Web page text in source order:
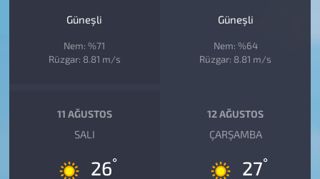
Güneşli
Nem: %71
Rüzgar: 8.81 m/s
Güneşli
Nem: %64
Rüzgar: 8.81 m/s
11 AĞUSTOS
SALI
26°
12 AĞUSTOS
ÇARŞAMBA
27°